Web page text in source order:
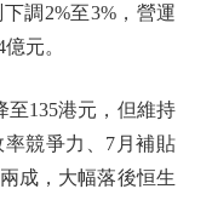
調2%至3%，營運
元。
135港元，但維持
率競爭力、7月補貼
成，大幅落後恒生